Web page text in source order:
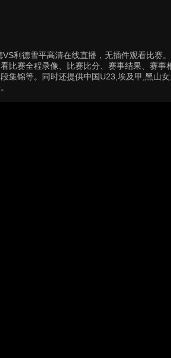
利德雪平高清在线直播，无插件观看比赛
比赛全程录像、比赛比分、赛事结果、赛事
集锦等。同时还提供中国U23,埃及甲,黑山